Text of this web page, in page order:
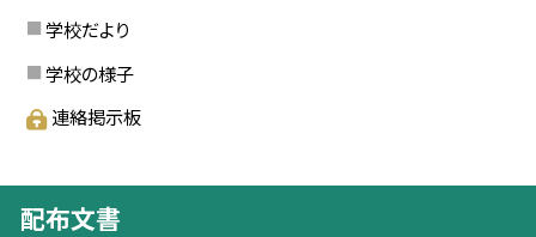
学校だより
学校の様子
連絡掲示板
配布文書